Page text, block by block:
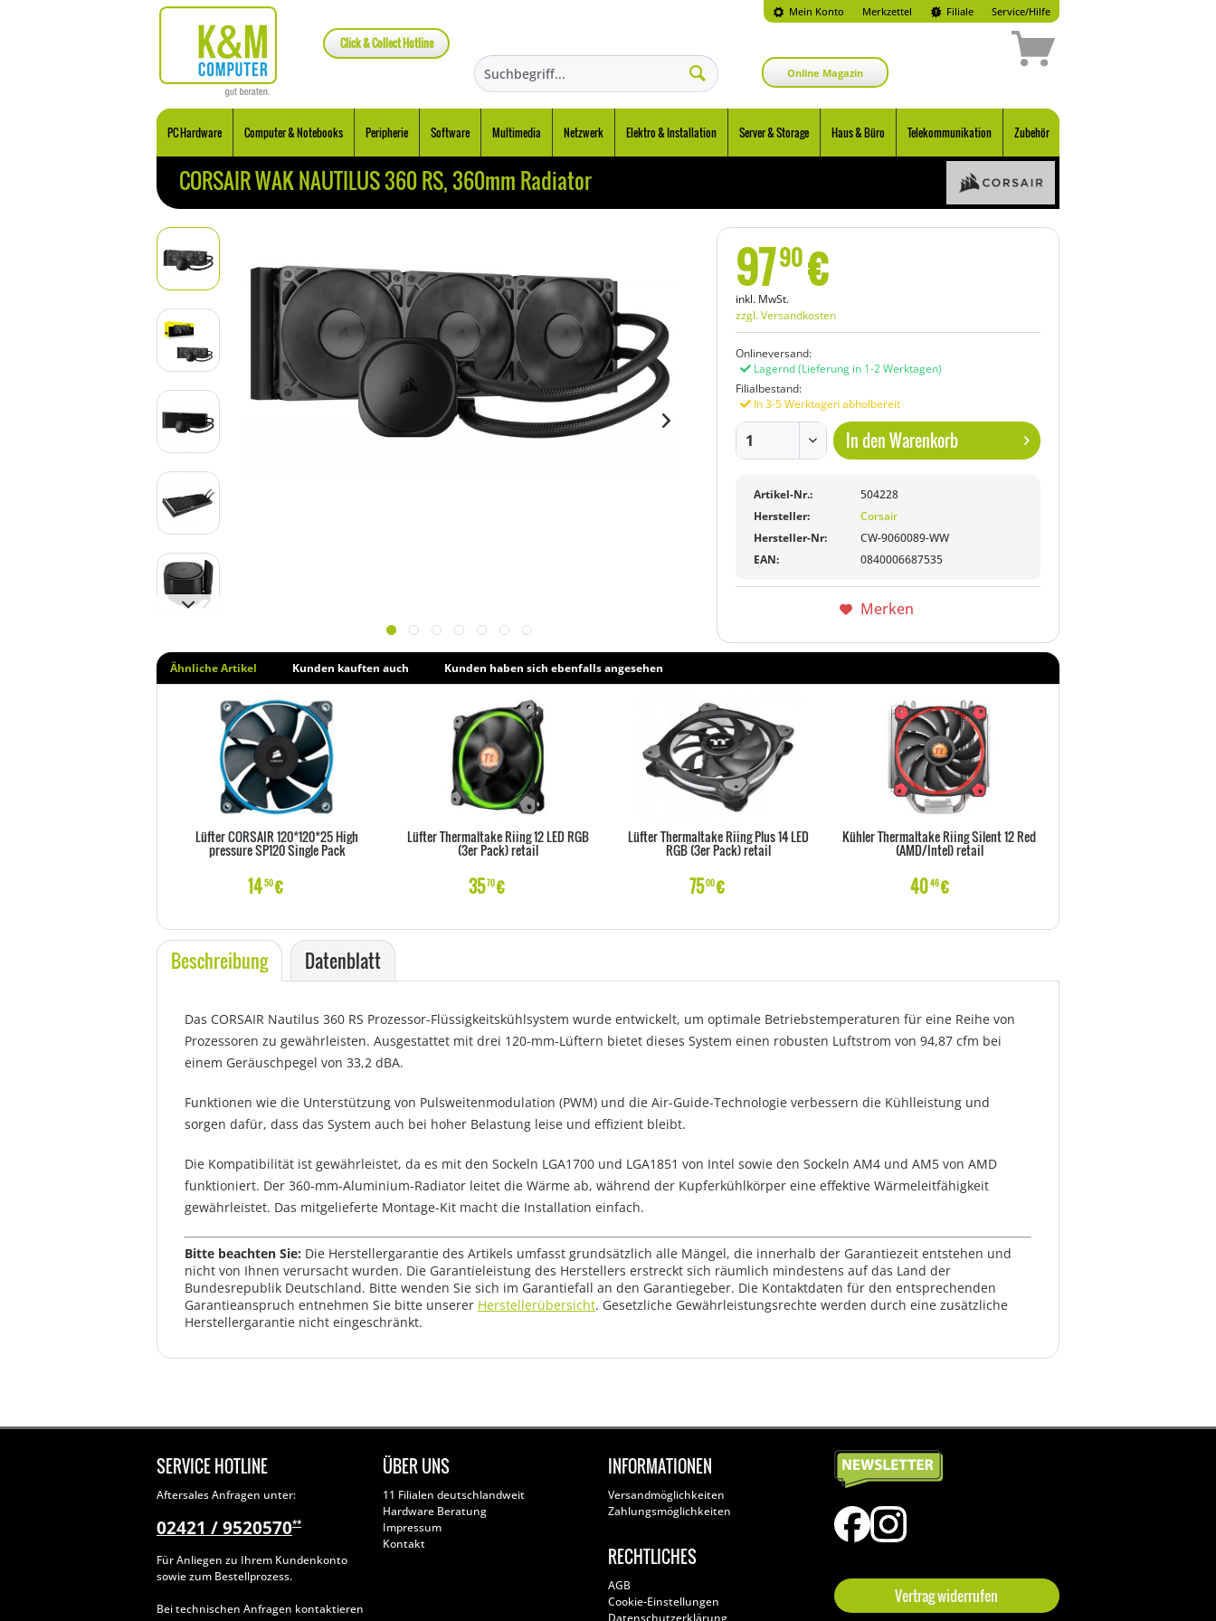
Mein Konto Merkzettel
Click & Collect Hotline
Filiale Service/Hilfe
Online Magazin
PC Hardware Computer & Notebooks Peripherie Software Multimedia Netzwerk Elektro & Installation Server & Storage Haus & Büro Telekommunikation Zubehör
CORSAIR WAK NAUTILUS 360 RS, 360mm Radiator
9790€
inkl. MwSt.
zzgl. Versandkosten
Onlineversand:
Lagernd(Lieferung in 1-2 Werktagen)
Filialbestand:
In 3-5 Werktagen abholbereit
In denWarenkorb
Artikel-Nr.:
504228
Hersteller:
Corsair
Hersteller-Nr:
CW-9060089-WW
EAN:
0840006687535
Merken
Ähnliche Artikel Kunden kauften auch Kunden haben sich ebenfalls angesehen
Lüfter CORSAIR 120*120*25 High
pressure SP120 Single Pack
1450€
Lüfter Thermaltake Riing 12 LED RGB
(3er Pack) retail
3570€
Lüfter Thermaltake Riing Plus 14 LED
RGB (3er Pack) retail
7500€
Kühler Thermaltake Riing Silent 12 Red
(AMD/Intel) retail
4046€
Beschreibung Datenblatt
Das CORSAIR Nautilus 360 RS Prozessor-Flüssigkeitskühlsystem wurde entwickelt, um optimale Betriebstemperaturen für eine Reihe von
Prozessoren zu gewährleisten. Ausgestattet mit drei 120-mm-Lüftern bietet dieses System einen robusten Luftstrom von 94,87 cfm bei
einem Geräuschpegel von 33,2 dBA.
Funktionen wie die Unterstützung von Pulsweitenmodulation (PWM) und die Air-Guide-Technologie verbessern die Kühlleistung und
sorgen dafür, dass das System auch bei hoher Belastung leise und effizient bleibt.
Die Kompatibilität ist gewährleistet, da es mit den Sockeln LGA1700 und LGA1851 von Intel sowie den Sockeln AM4 und AM5 von AMD
funktioniert. Der 360-mm-Aluminium-Radiator leitet die Wärme ab, während der Kupferkühlkörper eine effektive Wärmeleitfähigkeit
gewährleistet. Das mitgelieferte Montage-Kit macht die Installation einfach.
Bitte beachten Sie: Die Herstellergarantie des Artikels umfasst grundsätzlich alle Mängel, die innerhalb der Garantiezeit entstehen und
nicht von Ihnen verursacht wurden. Die Garantieleistung des Herstellers erstreckt sich räumlich mindestens auf das Land der
Bundesrepublik Deutschland. Bitte wenden Sie sich im Garantiefall an den Garantiegeber. Die Kontaktdaten für den entsprechenden
Garantieanspruch entnehmen Sie bitte unserer Herstellerübersicht. Gesetzliche Gewährleistungsrechte werden durch eine zusätzliche
Herstellergarantie nicht eingeschränkt.
SERVICE HOTLINE
Aftersales Anfragen unter:
02421 / 9520570**
Für Anliegen zu Ihrem Kundenkonto
sowie zum Bestellprozess.
Bei technischen Anfragen kontaktieren
ÜBER UNS
11 Filialen deutschlandweit
Hardware Beratung
Impressum
Kontakt
INFORMATIONEN
Versandmöglichkeiten
Zahlungsmöglichkeiten
RECHTLICHES
AGB
Cookie-Einstellungen
Datenschutzerklärung
Vertrag widerrufen